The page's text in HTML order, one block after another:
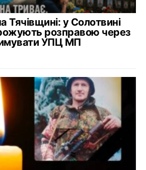
Тячівщині: у Солотвині
розправою через
УПЦ МП